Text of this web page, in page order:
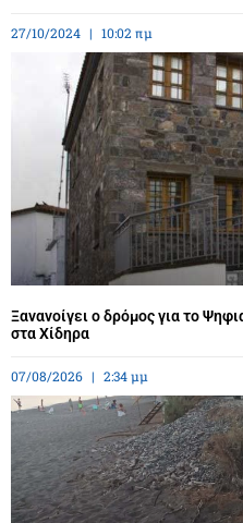
27/10/2024 10:02 πμ
Ξανανοίγει ο δρόμος για το
στα Χίδηρα
07/08/2026 2:34 μμ